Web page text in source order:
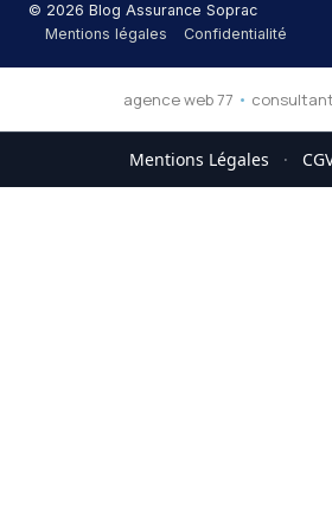
© 2026 Blog Assurance Soprac
Mentions légales
Confidentialité
agence web 77 • consultant
Mentions Légales ·